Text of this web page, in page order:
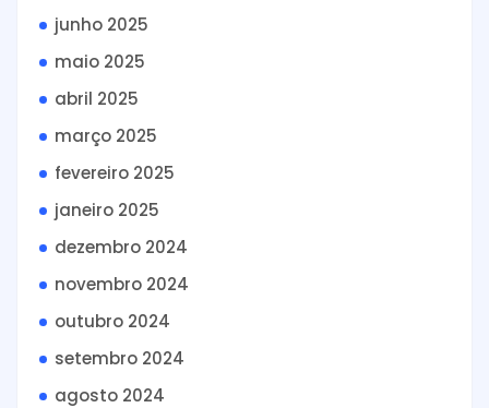
junho 2025
maio 2025
abril 2025
março 2025
fevereiro 2025
janeiro 2025
dezembro 2024
novembro 2024
outubro 2024
setembro 2024
agosto 2024